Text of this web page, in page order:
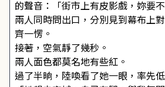
的聲音：「街市上有皮影戲，妳要
兩人同時問出口，分別見到幕布上
齊一愣。
接著，空氣靜了幾秒。
兩人面色都莫名地有些紅。
過了半晌，陸喚看了她一眼，率先